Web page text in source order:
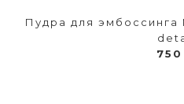
Пудра для эмбоссинга